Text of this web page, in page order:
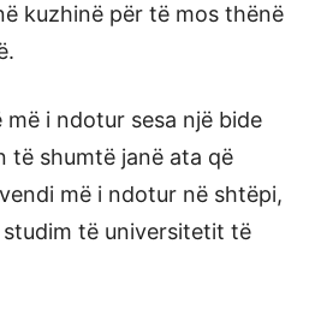
kuzhinë për të mos thënë
më i ndotur sesa një bide
të shumtë janë ata që
më i ndotur në shtëpi,
të universitetit të